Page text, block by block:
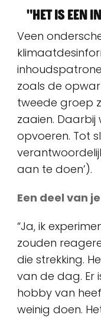
"Het is een
Veen
zoals de
tweede groep
zaaien.
opvoeren. Tot
aan te doen’).
Een deel van
“Ja, ik
zouden
die strekking.
van de dag. Er
hobby van
weinig doen.